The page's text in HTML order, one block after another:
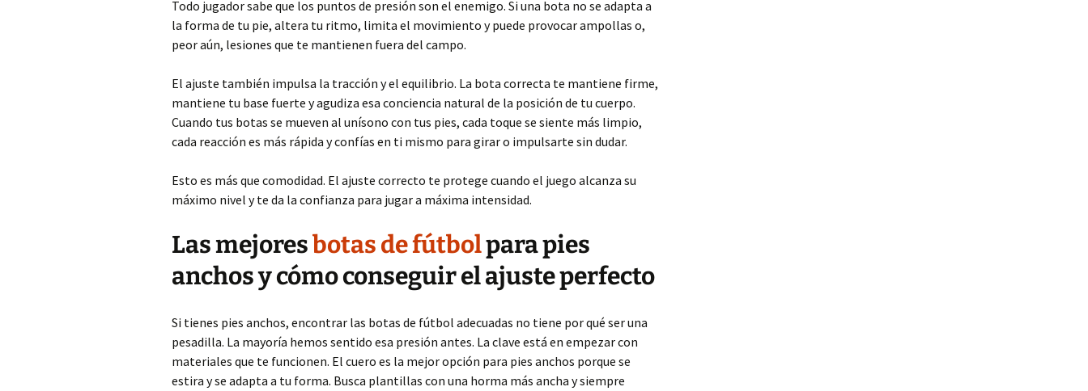
Todo jugador sabe que los puntos de presión son el enemigo. Si una bota no se adapta a
la forma de tu pie, altera tu ritmo, limita el movimiento y puede provocar ampollas o,
peor aún, lesiones que te mantienen fuera del campo.
El ajuste también impulsa la tracción y el equilibrio. La bota correcta te mantiene firme,
mantiene tu base fuerte y agudiza esa conciencia natural de la posición de tu cuerpo.
Cuando tus botas se mueven al unísono con tus pies, cada toque se siente más limpio,
cada reacción es más rápida y confías en ti mismo para girar o impulsarte sin dudar.
Esto es más que comodidad. El ajuste correcto te protege cuando el juego alcanza su
máximo nivel y te da la confianza para jugar a máxima intensidad.
Las mejoresbotas de fútbolpara pies
anchos y cómo conseguir el ajuste perfecto
Si tienes pies anchos, encontrar las botas de fútbol adecuadas no tiene por qué ser una
pesadilla. La mayoría hemos sentido esa presión antes. La clave está en empezar con
materiales que te funcionen. El cuero es la mejor opción para pies anchos porque se
estira y se adapta a tu forma. Busca plantillas con una horma más ancha y siempre